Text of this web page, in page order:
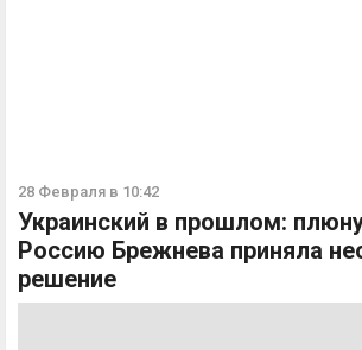
28 Февраля в 10:42
Украинский в прошлом:
Россию Брежнева приняла
решение